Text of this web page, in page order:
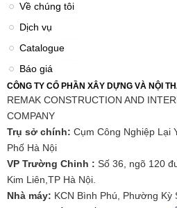
Về chúng tôi
Dịch vụ
Catalogue
Báo giá
CÔNG TY CỔ PHẦN XÂY DỰNG VÀ NỘI
REMAK CONSTRUCTION AND
COMPANY
Trụ sở chính: Cụm Công Nghiệp Lại
Phố Hà Nội
VP Trường Chinh : Số 36, ngõ 120
Kim Liên,TP Hà Nội.
Nhà máy: KCN Bình Phú, Phường Kỳ